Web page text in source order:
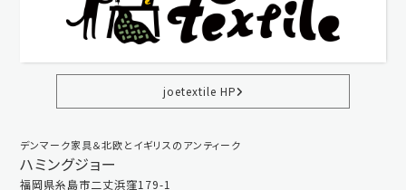
joetextile HP
デンマーク家具＆北欧とイギリスのアンティーク
ハミングジョー
福岡県糸島市二丈浜窪179-1